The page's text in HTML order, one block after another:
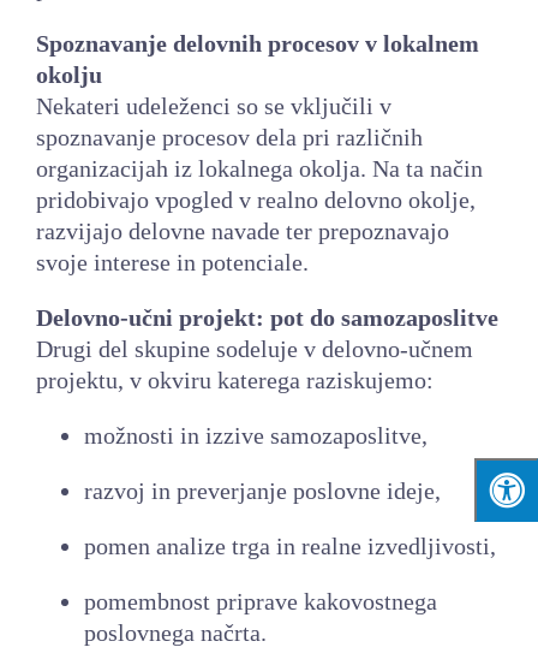
Spoznavanje delovnih procesov v lokalnem
okolju
Nekateri udeleženci so se vključili v
spoznavanje procesov dela pri različnih
organizacijah iz lokalnega okolja. Na ta način
pridobivajo vpogled v realno delovno okolje,
razvijajo delovne navade ter prepoznavajo
svoje interese in potenciale.
Delovno-učni projekt: pot do samozaposlitve
Drugi del skupine sodeluje v delovno-učnem
projektu, v okviru katerega raziskujemo:
možnosti in izzive samozaposlitve,
razvoj in preverjanje poslovne ideje,
pomen analize trga in realne izvedljivosti,
pomembnost priprave kakovostnega
poslovnega načrta.